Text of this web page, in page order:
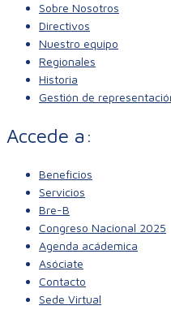
Sobre Nosotros
Directivos
Nuestro equipo
Regionales
Historia
Gestión de
Accede a:
Beneficios
Servicios
Bre-B
Congreso Nacional 2025
Agenda acádemica
Asóciate
Contacto
Sede Virtual